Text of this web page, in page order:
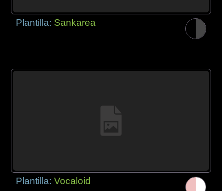
Plantilla: Sankarea
Plantilla:Vocaloid